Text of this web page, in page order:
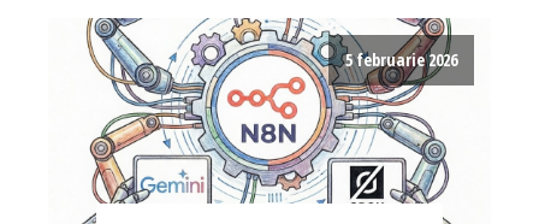
5 februarie 2026